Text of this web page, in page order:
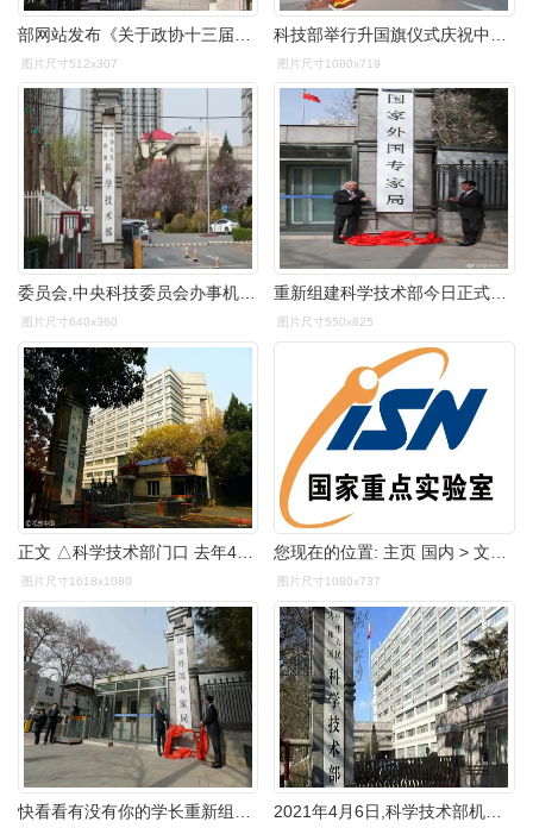
图片尺寸512x307 图片尺寸1080x719
委员会,中央科技委员会办事机构职责由重组后的科学技术部整体承担
图片尺寸640x360
重新组建科学技术部今日正式揭牌图
图片尺寸550x825
图片尺寸1618x1080 图片尺寸1080x737